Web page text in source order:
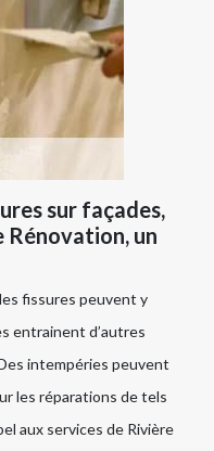
sur façades,
Rénovation, un
fissures peuvent y
entrainent d’autres
intempéries peuvent
les réparations de tels
aux services de Rivière